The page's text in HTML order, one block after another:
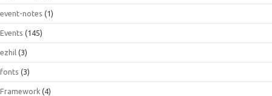
event-notes (1)
Events (145)
ezhil (3)
fonts (3)
Framework (4)